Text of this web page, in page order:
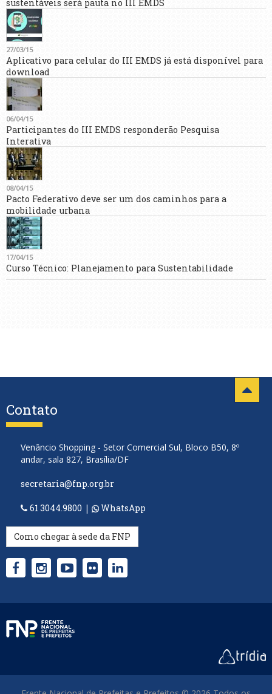
sustentáveis será pauta no III EMDS
27/03/15
Aplicativo para celular do III EMDS já está disponível para
download
06/04/15
Participantes do III EMDS responderão Pesquisa
Interativa
08/04/15
Pacto Federativo deve ser um dos caminhos para a
mobilidade urbana
17/04/15
Curso Técnico: Planejamento para Sustentabilidade
Contato
Venâncio Shopping - Setor Comercial Sul, Bloco B50, 8º
andar, sala 827, Brasília/DF
secretaria@fnp.org.br
61 3044.9800 | WhatsApp
Como chegar à sede da FNP